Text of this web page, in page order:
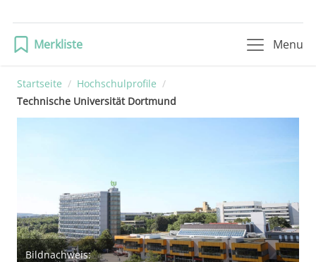
Merkliste Menu
Startseite / Hochschulprofile /
Technische Universität Dortmund
Bildnachweis: